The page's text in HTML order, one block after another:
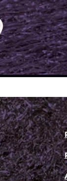
für diverse